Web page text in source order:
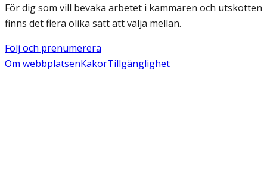
För dig som vill bevaka arbetet i kammaren och utskotten
finns det flera olika sätt att välja mellan.
Följ och prenumerera
Om webbplatsenKakorTillgänglighet